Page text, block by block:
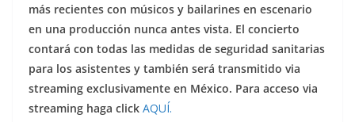
más recientes con músicos y bailarines en escenario
en una producción nunca antes vista. El concierto
contará con todas las medidas de seguridad sanitarias
para los asistentes y también será transmitido via
streaming exclusivamente en México. Para acceso via
streaming haga click AQUÍ.